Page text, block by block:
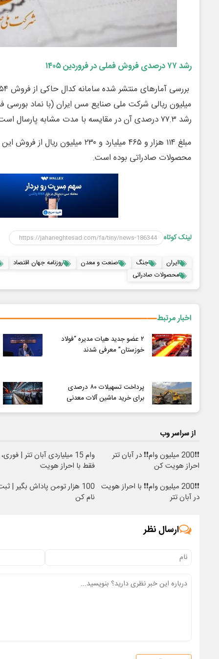
رشد ۷۷ درصدی فروش فملی در فروردین ۱۴۰۵
میلیون ریالی شرکت ملی صنایع مس ایران (با نماد بورسی
رشد ۷۷.۳ درصدی آن در مقایسه با مدت مشابه پارسال است.
مبلغ ۱۱۴ هزار و ۴۶۵ میلیارد و ۲۳۰
محصولات صادراتی بوده است.
لینک کوتاه
ایران جنگ صنعت و معدن روزنامه جهان اقتصاد
محصولات صادراتی
اخبار مرتبط
۲ عضو جدید هیات مدیره “فولاد
خوزستان” معرفی شدند
پرداخت تسهیلات ۸۰ درصدی
برای خرید ماشین آلات معدنی
از سراسر وب
❗❗200 میلیون وام❗❗ در آبان تتر
احراز هویت کن
وام 15 میلیاردی آبان تتر | فوری،
فقط با احراز هویت
❗❗200 میلیون وام❗❗ با احراز هویت
در آبان تتر
100 هزار تومن پاداش بگیر |
نام کن
ارسال نظر